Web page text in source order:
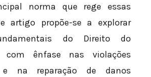
norma que rege essas
artigo propõe-se a explorar
do Direito do
com ênfase nas violações
e na reparação de danos